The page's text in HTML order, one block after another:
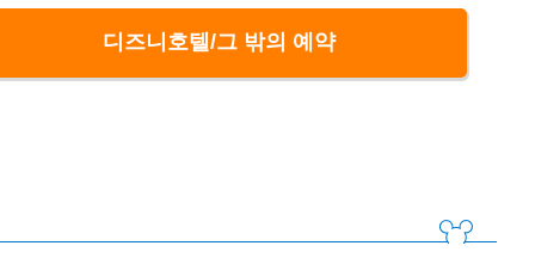
디즈니호텔/그 밖의 예약